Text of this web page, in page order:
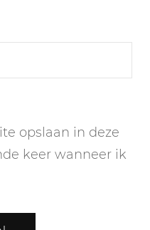
opslaan in deze
keer wanneer ik